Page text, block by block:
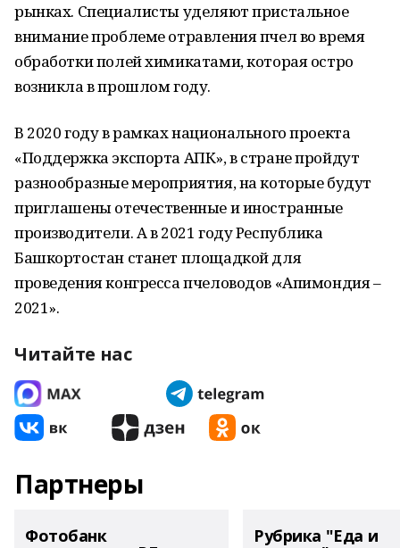
рынках. Специалисты уделяют пристальное
внимание проблеме отравления пчел во время
обработки полей химикатами, которая остро
возникла в прошлом году.
В 2020 году в рамках национального проекта
«Поддержка экспорта АПК», в стране пройдут
разнообразные мероприятия, на которые будут
приглашены отечественные и иностранные
производители. А в 2021 году Республика
Башкортостан станет площадкой для
проведения конгресса пчеловодов «Апимондия –
2021».
Читайте нас
Партнеры
Фотобанк Рубрика "Еда и